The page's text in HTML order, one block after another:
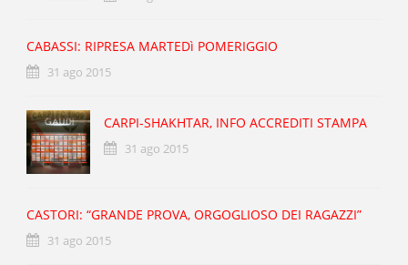
CABASSI: RIPRESA MARTEDì POMERIGGIO
31 ago 2015
CARPI-SHAKHTAR, INFO ACCREDITI STAMPA
31 ago 2015
CASTORI: “GRANDE PROVA, ORGOGLIOSO DEI RAGAZZI”
31 ago 2015